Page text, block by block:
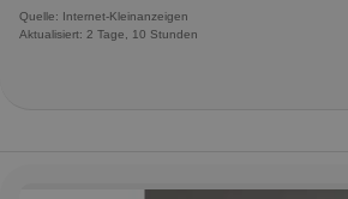
Quelle: Internet-Kleinanzeigen
Aktualisiert: 2 Tage, 10 Stunden